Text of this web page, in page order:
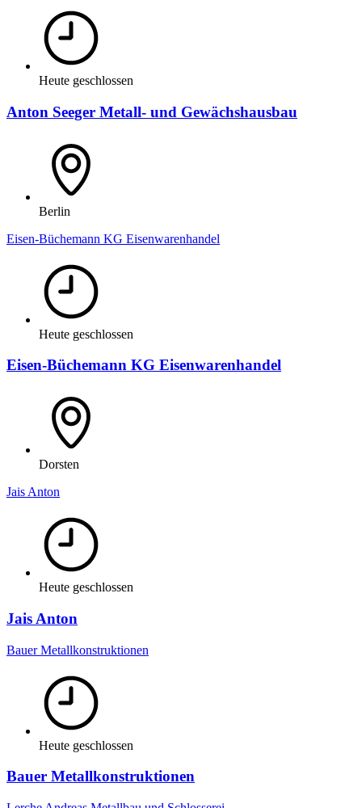
Heute geschlossen
Anton Seeger Metall- und Gewächshausbau
Berlin
Eisen-Büchemann KG Eisenwarenhandel
Heute geschlossen
Eisen-Büchemann KG Eisenwarenhandel
Dorsten
Jais Anton
Heute geschlossen
Jais Anton
Bauer Metallkonstruktionen
Heute geschlossen
Bauer Metallkonstruktionen